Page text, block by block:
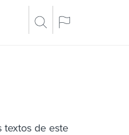
textos de este